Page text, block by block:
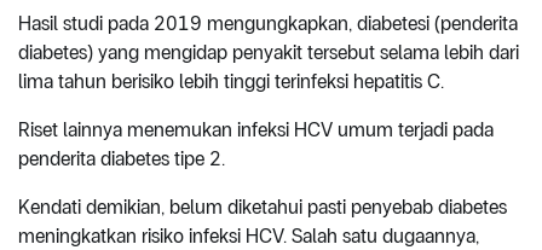
Hasil studi pada 2019 mengungkapkan, diabetesi (penderita
diabetes) yang mengidap penyakit tersebut selama lebih dari
lima tahun berisiko lebih tinggi terinfeksi hepatitis C.
Riset lainnya menemukan infeksi HCV umum terjadi pada
penderita diabetes tipe 2.
Kendati demikian, belum diketahui pasti penyebab diabetes
meningkatkan risiko infeksi HCV. Salah satu dugaannya,